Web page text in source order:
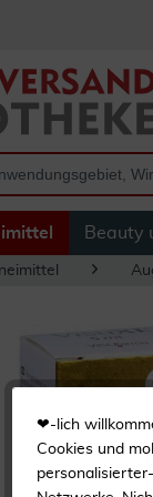
Beauty
❤-lich
Cookies und